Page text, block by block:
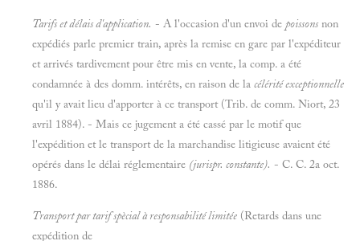
Tarifs et délais d'application. - A l'occasion d'un envoi de poissons non
expédiés parle premier train, après la remise en gare par l'expéditeur
et arrivés tardivement pour être mis en vente, la comp. a été
condamnée à des domm. intérêts, en raison de la célérité exceptionnelle
qu'il y avait lieu d'apporter à ce transport (Trib. de comm. Niort, 23
avril 1884). - Mais ce jugement a été cassé par le motif que
l'expédition et le transport de la marchandise litigieuse avaient été
opérés dans le délai réglementaire (jurispr. constante). - C. C. 2a oct.
1886.
Transport par tarif spècial à responsabilité limitée (Retards dans une
expédition de